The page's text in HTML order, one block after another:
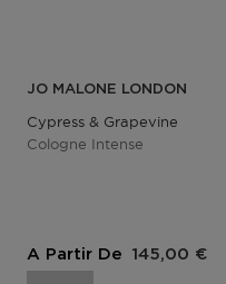
JO MALONE LONDON
Cypress & Grapevine
Cologne Intense
A Partir De 145,00 €